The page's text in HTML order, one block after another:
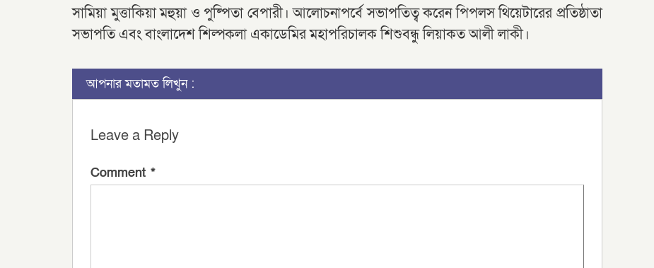
সামিয়া মুত্তাকিয়া মহুয়া ও পুষ্পিতা বেপারী। আলোচনাপর্বে সভাপতিত্ব করেন পিপলস থিয়েটারের প্রতিষ্ঠাতা
সভাপতি এবং বাংলাদেশ শিল্পকলা একাডেমির মহাপরিচালক শিশুবন্ধু লিয়াকত আলী লাকী।
আপনার মতামত লিখুন :
Leave a Reply
Comment *